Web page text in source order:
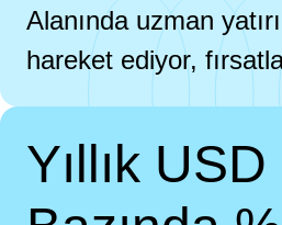
Alanında uzman
hareket ediyor,
Yıllık USD